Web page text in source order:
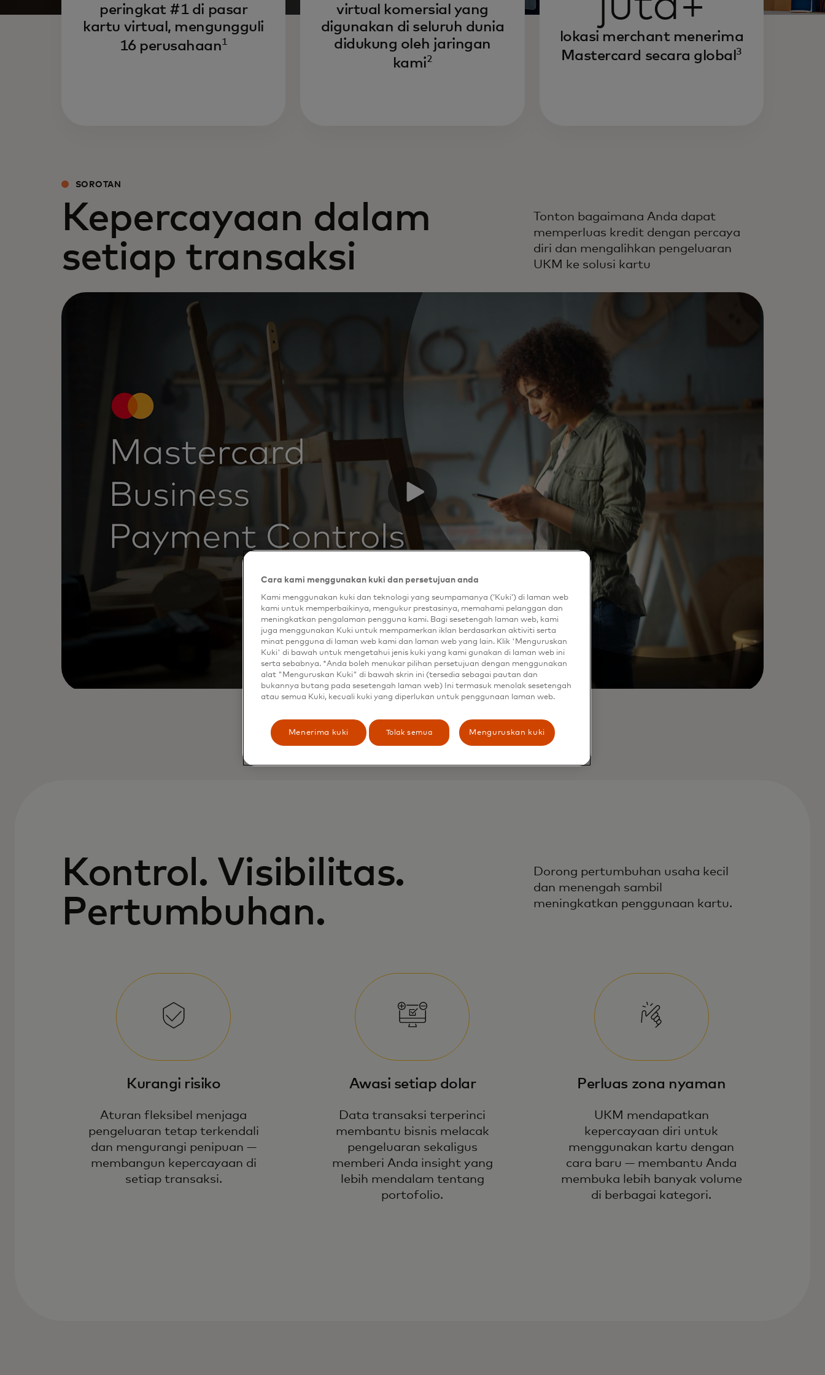
peringkat #1 di pasar
kartu virtual, mengungguli
16 perusahaan1
virtual komersial yang
digunakan di seluruh dunia
didukung oleh jaringan
kami2
lokasi merchant menerima
Mastercard secara global 3
SOROTAN
Kepercayaan dalam
setiap transaksi
Tonton bagaimana Anda dapat
memperluas kredit dengan percaya
diri dan mengalihkan pengeluaran
UKM ke solusi kartu
Kontrol. Visibilitas.
Pertumbuhan.
Dorong pertumbuhan usaha kecil
dan menengah sambil
meningkatkan penggunaan kartu.
Kurangi risiko
Aturan fleksibel menjaga
pengeluaran tetap terkendali
dan mengurangi penipuan —
membangun kepercayaan di
setiap transaksi.
Awasi setiap dolar
Data transaksi terperinci
membantu bisnis melacak
pengeluaran sekaligus
memberi Anda insight yang
lebih mendalam tentang
portofolio.
Perluas zona nyaman
UKM mendapatkan
kepercayaan diri untuk
menggunakan kartu dengan
cara baru — membantu Anda
membuka lebih banyak volume
di berbagai kategori.
Cara kami menggunakan kuki dan persetujuan anda
Kami menggunakan kuki dan teknologi yang seumpamanya (‘Kuki’) di laman web
kami untuk memperbaikinya, mengukur prestasinya, memahami pelanggan dan
meningkatkan pengalaman pengguna kami. Bagi sesetengah laman web, kami
juga menggunakan Kuki untuk mempamerkan iklan berdasarkan aktiviti serta
minat pengguna di laman web kami dan laman web yang lain. Klik 'Menguruskan
Kuki' di bawah untuk mengetahui jenis kuki yang kami gunakan di laman web ini
serta sebabnya. *Anda boleh menukar pilihan persetujuan dengan menggunakan
alat "Menguruskan Kuki" di bawah skrin ini (tersedia sebagai pautan dan
bukannya butang pada sesetengah laman web) Ini termasuk menolak sesetengah
atau semua Kuki, kecuali kuki yang diperlukan untuk penggunaan laman web.
Menerima kuki Tolak semua Menguruskan kuki